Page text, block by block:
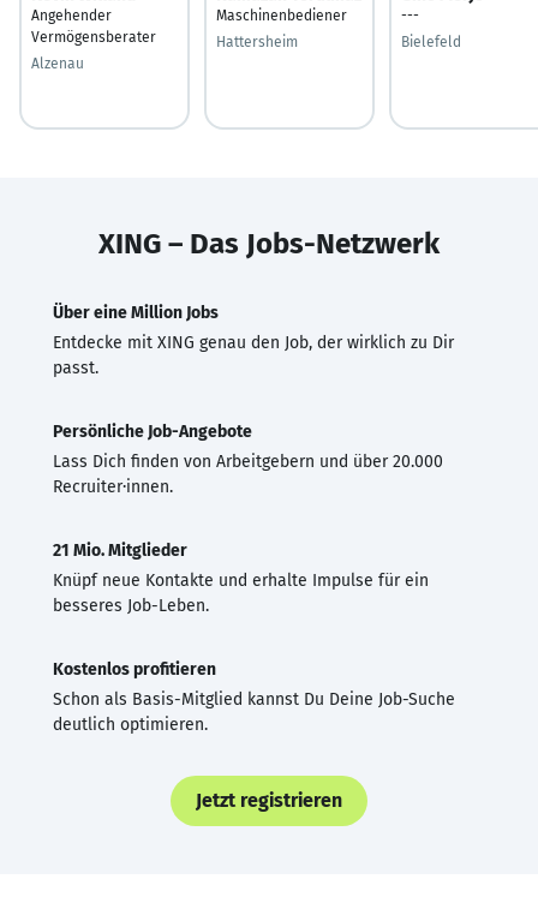
Angehender
Vermögensberater
Alzenau
Maschinenbediener
Hattersheim
---
Bielefeld
XING – Das Jobs-Netzwerk
Über eine Million Jobs
Entdecke mit XING genau den Job, der wirklich zu Dir
passt.
Persönliche Job-Angebote
Lass Dich finden von Arbeitgebern und über 20.000
Recruiter·innen.
21 Mio. Mitglieder
Knüpf neue Kontakte und erhalte Impulse für ein
besseres Job-Leben.
Kostenlos profitieren
Schon als Basis-Mitglied kannst Du Deine Job-Suche
deutlich optimieren.
Jetzt registrieren